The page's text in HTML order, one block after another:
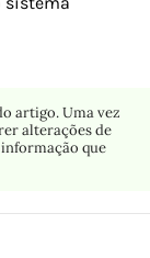
artigo. Uma vez
alterações de
que